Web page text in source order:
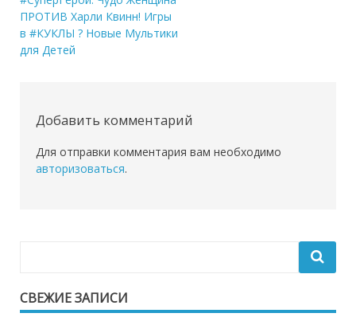
по
записям
ПРОТИВ Харли Квинн! Игры
в #КУКЛЫ ? Новые Мультики
для Детей
Добавить комментарий
Для отправки комментария вам необходимо
авторизоваться.
СВЕЖИЕ ЗАПИСИ